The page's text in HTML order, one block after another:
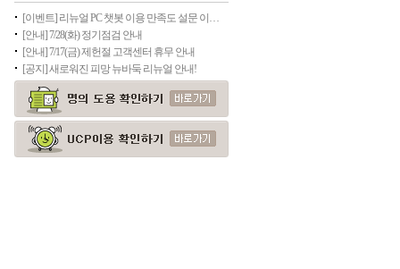
[이벤트] 리뉴얼 PC 챗봇 이용 만족도 설문 이벤트
[안내] 7/28(화) 정기점검 안내
[안내] 7/17(금) 제헌절 고객센터 휴무 안내
[공지] 새로워진 피망 뉴바둑 리뉴얼 안내!